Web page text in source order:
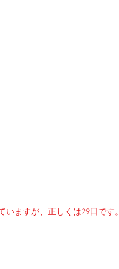
ますが、正しくは29日です。